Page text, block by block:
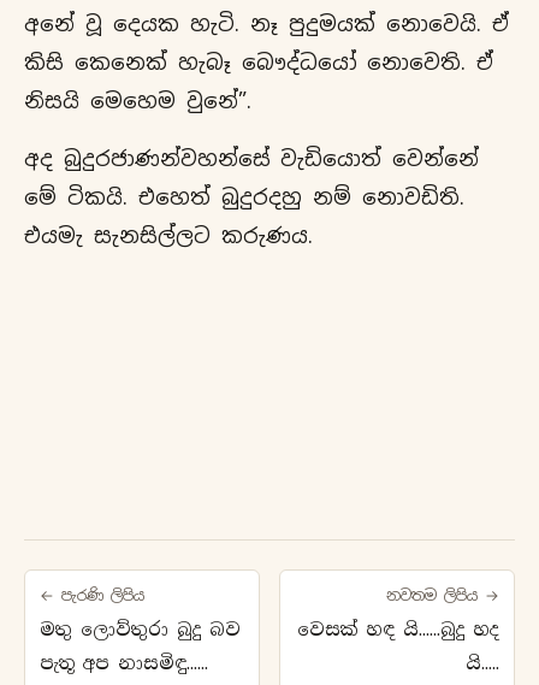
අනේ වූ දෙයක හැටි. නෑ පුදුමයක් නොවෙයි. ඒ
කිසි කෙනෙක් හැබෑ බෞද්ධයෝ නොවෙති. ඒ
නිසයි මෙහෙම වුනේ”.
අද බුදුරජාණන්වහන්සේ වැඩියොත් වෙන්නේ
මේ ටිකයි. එහෙත් බුදුරදහු නම් නොවඩිති.
එයමැ සැනසිල්ලට කරුණය.
← පැරණි ලිපිය
මතු ලොව්තුරා බුදු බව
පැතූ අප නාසමිඳු......
නවතම ලිපිය →
වෙසක් හඳ යි......බුදු හද
යි.....